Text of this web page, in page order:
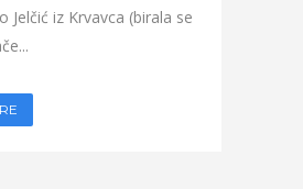
Jelčić iz Krvavca (birala se